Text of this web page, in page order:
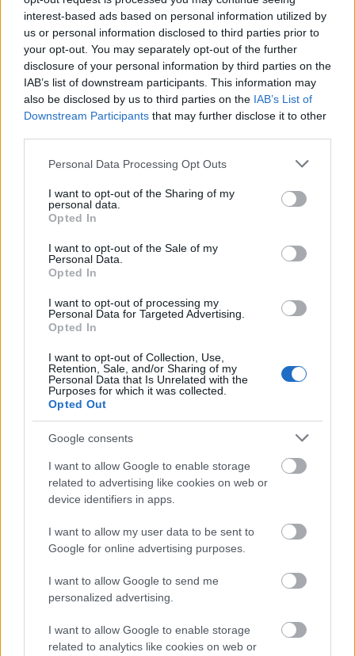
interest-based ads based on personal information utilized by
us or personal information disclosed to third parties prior to
your opt-out. You may separately opt-out of the further
disclosure of your personal information by third parties on the
IAB’s list of downstream participants. This information may
also be disclosed by us to third parties on the IAB’s List of
Downstream Participants that may further disclose it to other
Please note that this website/app uses one or more Google
not limited to your visit or usage behaviour. You may click to
grant or deny consent to Google and its third-party tags to
use your data for below specified purposes in below Google
consent section.
Personal Data Processing Opt Outs
I want to opt-out of the Sharing of my
personal data.
Opted In
I want to opt-out of the Sale of my
Personal Data.
Opted In
I want to opt-out of processing my
Personal Data for Targeted Advertising.
Opted In
I want to opt-out of Collection, Use,
Retention, Sale, and/or Sharing of my
Personal Data that Is Unrelated with the
Purposes for which it was collected.
Opted Out
Google consents
I want to allow Google to enable storage
related to advertising like cookies on web or
device identifiers in apps.
I want to allow my user data to be sent to
Google for online advertising purposes.
I want to allow Google to send me
personalized advertising.
I want to allow Google to enable storage
related to analytics like cookies on web or
επιβεβαίωση της προσπάθειας που καταβάλλουμε
για την ανάδειξη του νησιού ως προορισμού
ονειρικών εμπειριών. Συνεχίζουμε με συνέπεια
εστιάζοντας στην ποιότητα, σε νέες εμπειρίες και
έργα υποδομής καθώς και στη μοναδική φυσική
Εντεταλμένος Δημοτικός Σύμβουλος Τουρισμού
του Δήμου Σκοπέλου, Γιώργος Παπαδαυίδ.
«Η διεθνής αναγνώριση της Άνδρου ως
πολυδιάστατου προορισμού, μέσα από επιλεγμένες
δράσεις, ενισχύει την εξωστρέφεια του νησιού και
αναδεικνύει τα συγκριτικά της πλεονεκτήματα.
Μέλημα μας είναι να ανταποκρινόμαστε στις
ανάγκες του σύγχρονου ταξιδιώτη που επιζητά
αληθινές στιγμές χαλάρωσης και αναψυχής,
προσφέροντας εξαιρετική σχέση ποιότητας, αξίας
και κόστους» είπε ο Εντεταλμένος Δημοτικός
Μουστάκας.